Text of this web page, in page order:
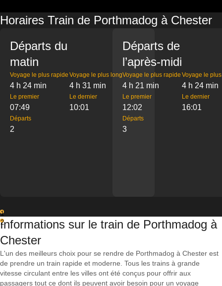
Horaires Train de Porthmadog à Chester
Départs du
matin
Voyage le plus rapide
4 h 24 min
Voyage le plus long
4 h 31 min
Le premier
07:49
Le dernier
10:01
Départs
2
Départs de
l’après-midi
Voyage le plus rapide
4 h 21 min
Voyage le
4 h 24 min
Le premier
12:02
Le dernier
16:01
Départs
3
1
2
Informations sur le train de Porthmadog à
Chester
L'un des meilleurs choix pour se rendre de Porthmadog à Chester est
de prendre un train rapide et moderne. Tous les trains à grande
vitesse circulant entre les villes ont été conçus pour offrir aux
passagers tout ce dont ils peuvent avoir besoin pour un voyage